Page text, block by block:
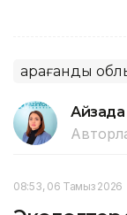
Қарағанды
Айзада
08:53, 06 Тамыз 2026